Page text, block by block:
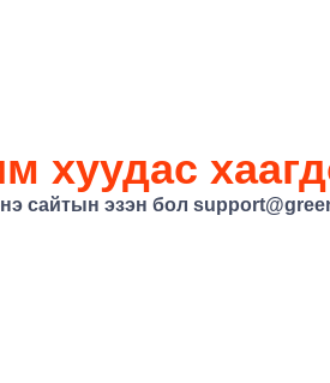
хуудас
сайтын эзэн бол